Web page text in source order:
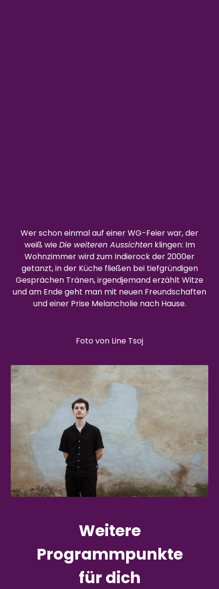
Wer schon einmal auf einer WG-Feier war, der
weiß wieDie weiteren Aussichtenklingen: Im
Wohnzimmer wird zum Indierock der 2000er
getanzt, in der Küche fließen bei tiefgründigen
Gesprächen Tränen, irgendjemand erzählt Witze
und am Ende geht man mit neuen Freundschaften
und einer Prise Melancholie nach Hause.
Foto von Line Tsoj
Weitere
Programmpunkte
für dich